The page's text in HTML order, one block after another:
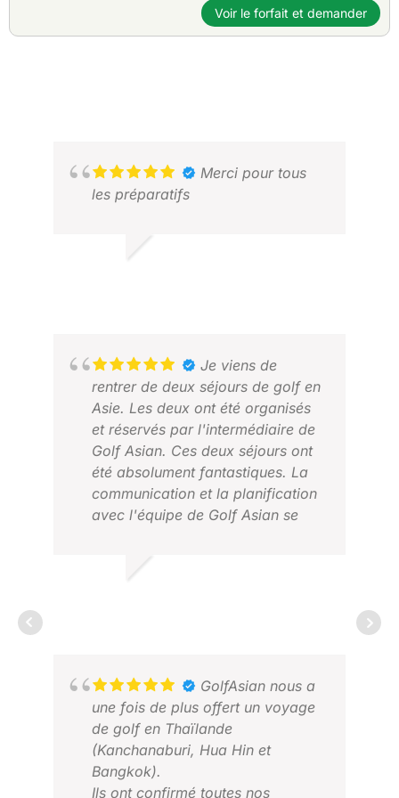
Voir le forfait et demander
Merci pour tous
les préparatifs
Je viens de
rentrer de deux séjours de golf en
Asie. Les deux ont été organisés
et réservés par l'intermédiaire de
Golf Asian. Ces deux séjours ont
été absolument fantastiques. La
communication et la planification
avec l'équipe de Golf Asian se
passé, sans le moindre accroc.
chaleureux. Le premier voyage
nous a menés à Phnom Penh
(Cambodge) où nous avons joué
aux clubs de golf Vattanac,
Chhun On et Garden City... C'était
comme du golf de millionnaires,
GolfAsian nous a
une fois de plus offert un voyage
de golf en Thaïlande
(Kanchanaburi, Hua Hin et
Bangkok).
Ils ont confirmé toutes nos